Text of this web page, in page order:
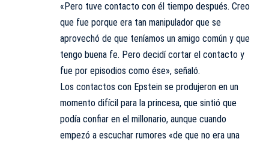
«Pero tuve contacto con él tiempo después. Creo
que fue porque era tan manipulador que se
aprovechó de que teníamos un amigo común y que
tengo buena fe. Pero decidí cortar el contacto y
fue por episodios como ése», señaló.
Los contactos con Epstein se produjeron en un
momento difícil para la princesa, que sintió que
podía confiar en el millonario, aunque cuando
empezó a escuchar rumores «de que no era una